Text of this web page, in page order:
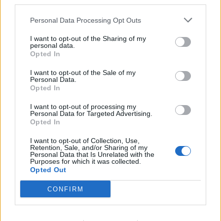
Personal Data Processing Opt Outs
I want to opt-out of the Sharing of my
personal data.
Opted In
I want to opt-out of the Sale of my
Personal Data.
Opted In
I want to opt-out of processing my
Personal Data for Targeted Advertising.
Opted In
I want to opt-out of Collection, Use,
Retention, Sale, and/or Sharing of my
Personal Data that Is Unrelated with the
Purposes for which it was collected.
Opted Out
CONFIRM
Δυτική Μάνη: Συνεχίζονται οι
Art Doc Festival
05/08/2026 20:32